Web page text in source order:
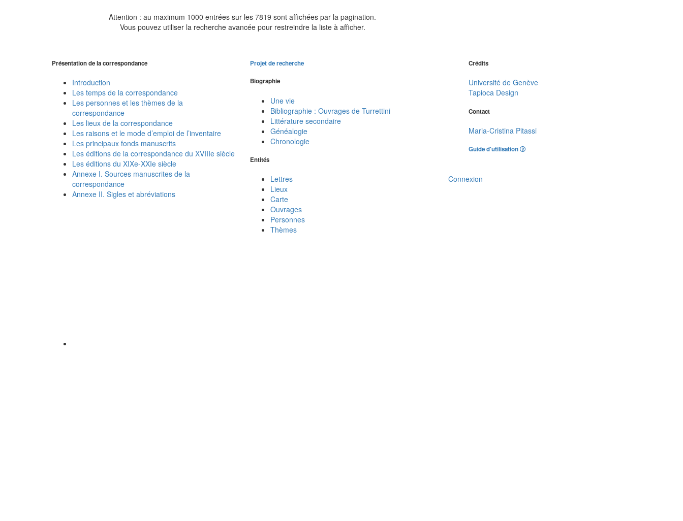
Attention : au maximum 1000 entrées sur les 7819 sont affichées par la pagination.
Vous pouvez utiliser la recherche avancée pour restreindre la liste à afficher.
Présentation de la correspondance
Introduction
Les temps de la correspondance
Les personnes et les thèmes de la
correspondance
Les lieux de la correspondance
Les raisons et le mode d’emploi de l’inventaire
Les principaux fonds manuscrits
Les éditions de la correspondance du XVIIIe siècle
Les éditions du XIXe-XXIe siècle
Annexe I. Sources manuscrites de la
correspondance
Annexe II. Sigles et abréviations
Projet de recherche
Biographie
Une vie
Bibliographie : Ouvrages de Turrettini
Littérature secondaire
Généalogie
Chronologie
Entités
Lettres
Lieux
Carte
Ouvrages
Personnes
Thèmes
Crédits
Université de Genève
Tapioca Design
Contact
Maria-Cristina Pitassi
Guide d'utilisation
Connexion